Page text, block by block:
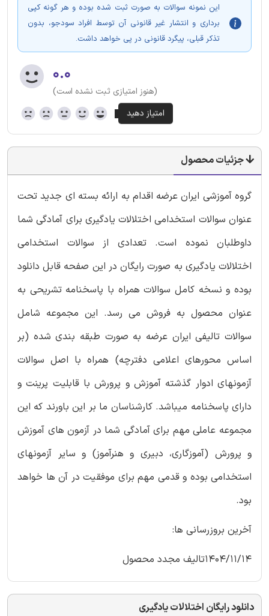
این نمونه سوالات به صورت ثبت شده بوده و هر گونه کپی
برداری و انتشار غیر قانونی آن توسط افراد سودجو، بدون
تذکر قبلی، پیگرد قانونی در پی خواهد داشت.
۰.۰
(هنوز امتیازی ثبت نشده است)
جزئیات محصول
گروه آموزشی ایران عرضه اقدام به ارائه بسته ای جدید تحت
عنوان سوالات استخدامی اختلالات یادگیری برای آمادگی شما
داوطلبان نموده است. تعدادی از سوالات استخدامی
اختلالات یادگیری به صورت رایگان در این صفحه قابل دانلود
بوده و نسخه کامل سوالات همراه با پاسخنامه تشریحی به
عنوان محصول به فروش می رسد. این مجموعه شامل
سوالات تالیفی ایران عرضه به صورت طبقه بندی شده (بر
اساس محورهای اعلامی دفترچه) همراه با اصل سوالات
آزمونهای ادوار گذشته آموزش و پرورش با قابلیت پرینت و
دارای پاسخنامه میباشد. کارشناسان ما بر این باورند که این
مجموعه عاملی مهم برای آمادگی شما در آزمون های آموزش
و پرورش (آموزگاری، دبیری و هنرآموز) و سایر آزمونهای
استخدامی بوده و قدمی مهم برای موفقیت در آن ها خواهد
بود.
آخرین بروزرسانی ها:
1404/11/14تالیف مجدد محصول
دانلود رایگان اختلالات یادگیری